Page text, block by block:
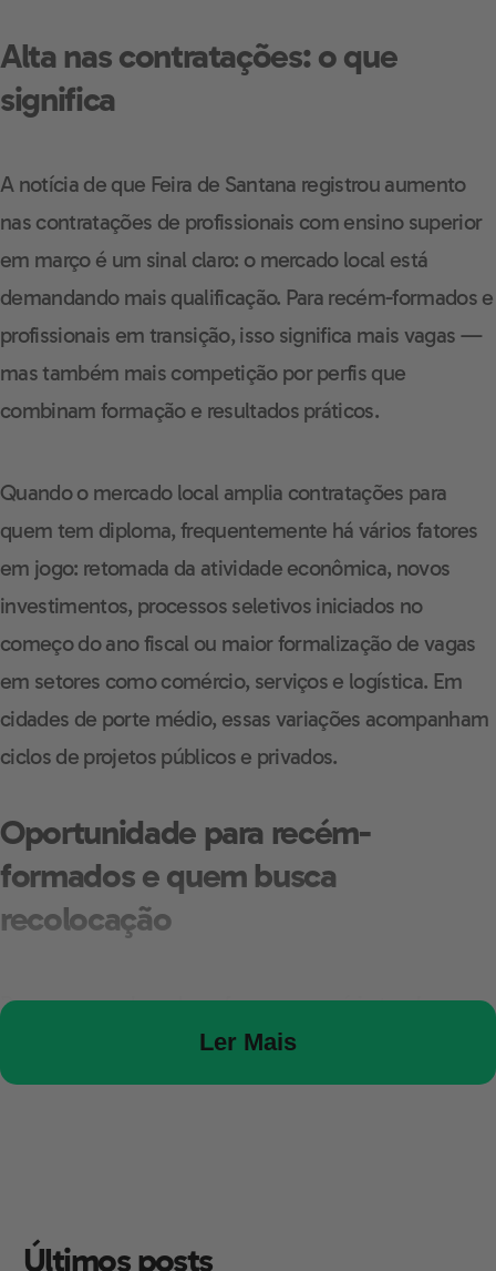
Alta nas contratações: o que
significa
A notícia de que Feira de Santana registrou aumento
nas contratações de profissionais com ensino superior
em março é um sinal claro: o mercado local está
demandando mais qualificação. Para recém-formados e
profissionais em transição, isso significa mais vagas —
mas também mais competição por perfis que
combinam formação e resultados práticos.
Quando o mercado local amplia contratações para
quem tem diploma, frequentemente há vários fatores
em jogo: retomada da atividade econômica, novos
investimentos, processos seletivos iniciados no
começo do ano fiscal ou maior formalização de vagas
em setores como comércio, serviços e logística. Em
cidades de porte médio, essas variações acompanham
ciclos de projetos públicos e privados.
Oportunidade para recém-
formados e quem busca
recolocação
Para quem acabou de se formar, o cenário traz boas
notícias, mas exige estratégia. Vagas que exigem
ensino superior costumam pedir experiência prática —
Ler Mais
Últimos posts